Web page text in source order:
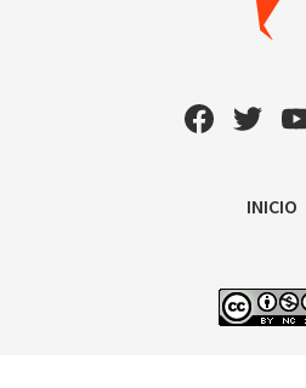
INICIO